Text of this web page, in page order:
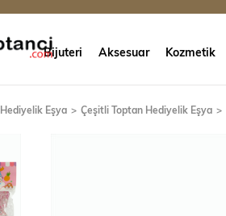
Bijuteri Aksesuar Kozmetik
Hediyelik Eşya Çeşitli Toptan Hediyelik Eşya